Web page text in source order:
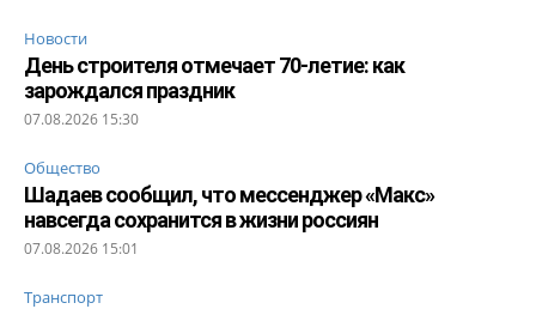
Новости
День строителя отмечает 70-летие: как
зарождался праздник
07.08.2026 15:30
Общество
Шадаев сообщил, что мессенджер «Макс»
навсегда сохранится в жизни россиян
07.08.2026 15:01
Транспорт